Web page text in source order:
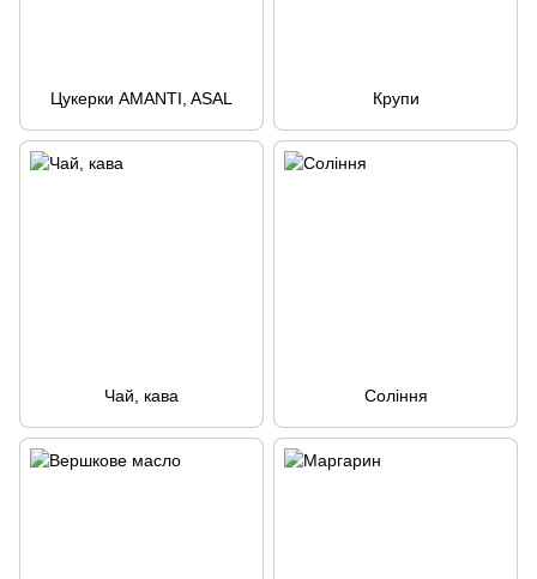
Цукерки AMANTI, ASAL Крупи
Чай, кава Соління